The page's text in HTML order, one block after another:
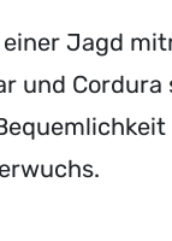
Jagd
und